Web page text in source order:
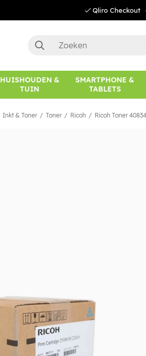
Qliro Checkout
HUISHOUDEN &
TUIN
SMARTPHONE &
TABLETS
Inkt & Toner Toner Ricoh Ricoh Toner